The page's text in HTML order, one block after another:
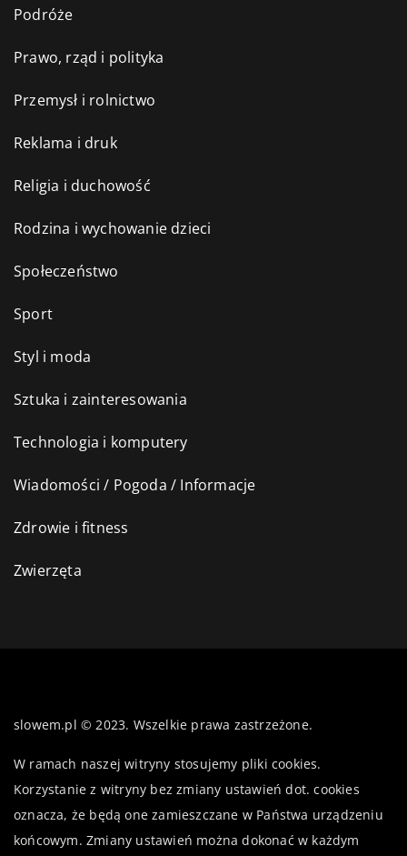
Podróże
Prawo, rząd i polityka
Przemysł i rolnictwo
Reklama i druk
Religia i duchowość
Rodzina i wychowanie dzieci
Społeczeństwo
Sport
Styl i moda
Sztuka i zainteresowania
Technologia i komputery
Wiadomości / Pogoda / Informacje
Zdrowie i fitness
Zwierzęta
slowem.pl © 2023. Wszelkie prawa zastrzeżone.
W ramach naszej witryny stosujemy pliki cookies.
Korzystanie z witryny bez zmiany ustawień dot. cookies
oznacza, że będą one zamieszczane w Państwa urządzeniu
końcowym. Zmiany ustawień można dokonać w każdym